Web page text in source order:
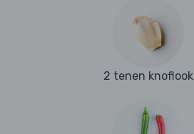
2 tenen knoflook